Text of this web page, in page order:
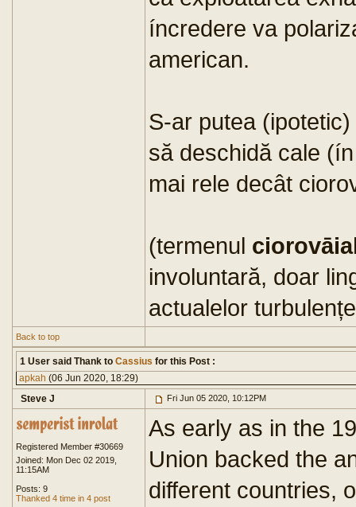
íncredere va
american.
S-ar putea
să deschidă cale
mai rele decât
(termenul
involuntară, doar
actualelor
Back to top
1 User said Thank to Cassius for this Post :
apkah (06 Jun 2020, 18:29)
Steve J
Fri Jun 05 2020, 10:12PM
Registered Member #30669
Joined: Mon Dec 02 2019,
11:15AM
Posts: 9
Thanked 4 time in 4 post
As early as in the
Union backed the
different countries,